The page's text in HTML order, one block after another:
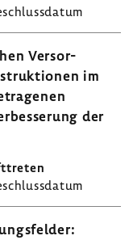
Versor­
im
der